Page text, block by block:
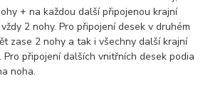
+ na každou další připojenou krajní
2 nohy. Pro připojení desek v druhém
zase 2 nohy a tak i všechny další krajní
Pro připojení dalších vnitřních desek podia
noha.